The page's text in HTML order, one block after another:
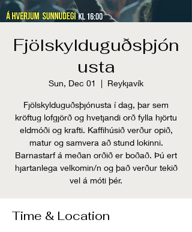
Fjölskylduguðsþjón
usta
Sun, Dec 01
  |
Reykjavík
Fjölskylduguðsþjónusta í dag, þar sem
kröftug lofgjörð og hvetjandi orð fylla hjörtu
eldmóði og krafti. Kaffihúsið verður opið,
matur og samvera að stund lokinni.
Barnastarf á meðan orðið er boðað. Þú ert
hjartanlega velkomin/n og það verður tekið
vel á móti þér.
Time & Location